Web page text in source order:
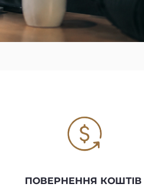
ПОВЕРНЕННЯ КОШТІВ